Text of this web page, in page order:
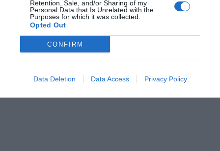
Retention, Sale, and/or Sharing of my
Personal Data that Is Unrelated with the
Purposes for which it was collected.
Opted Out
CONFIRM
Data Deletion Data Access Privacy Policy